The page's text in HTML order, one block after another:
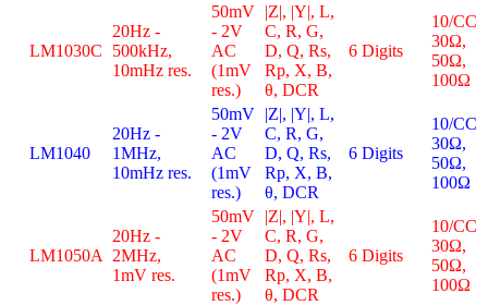
LM1030C
20Hz -
500kHz,
10mHz res.
50mV
- 2V
AC
(1mV
res.)
|Z|, |Y|, L,
C, R, G,
D, Q, Rs,
Rp, X, B,
θ, DCR
6 Digits
10/CC
30Ω,
50Ω,
100Ω
LM1040
20Hz -
1MHz,
10mHz res.
50mV
- 2V
AC
(1mV
res.)
|Z|, |Y|, L,
C, R, G,
D, Q, Rs,
Rp, X, B,
θ, DCR
6 Digits
10/CC
30Ω,
50Ω,
100Ω
LM1050A
20Hz -
2MHz,
1mV res.
50mV
- 2V
AC
(1mV
res.)
|Z|, |Y|, L,
C, R, G,
D, Q, Rs,
Rp, X, B,
θ, DCR
6 Digits
10/CC
30Ω,
50Ω,
100Ω